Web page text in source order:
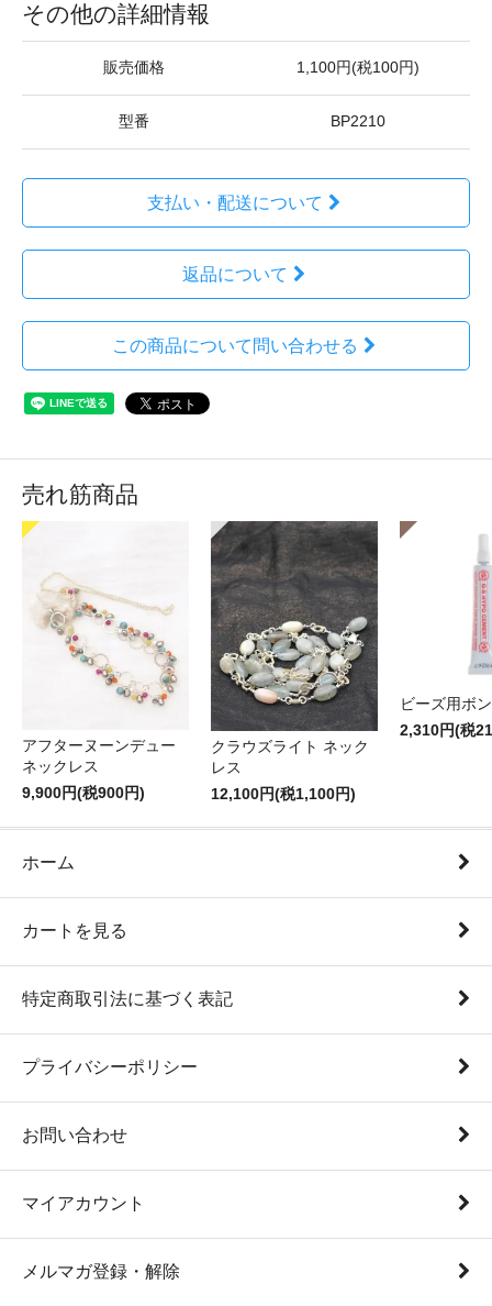
その他の詳細情報
販売価格 1,100円(税100円)
型番 BP2210
支払い・配送について
返品について
この商品について問い合わせる
売れ筋商品
アフターヌーンデュー
ネックレス
9,900円(税900円)
クラウズライト ネック
レス
12,100円(税1,100円)
ビーズ用ボ
2,310円(税
ホーム
カートを見る
特定商取引法に基づく表記
プライバシーポリシー
お問い合わせ
マイアカウント
メルマガ登録・解除